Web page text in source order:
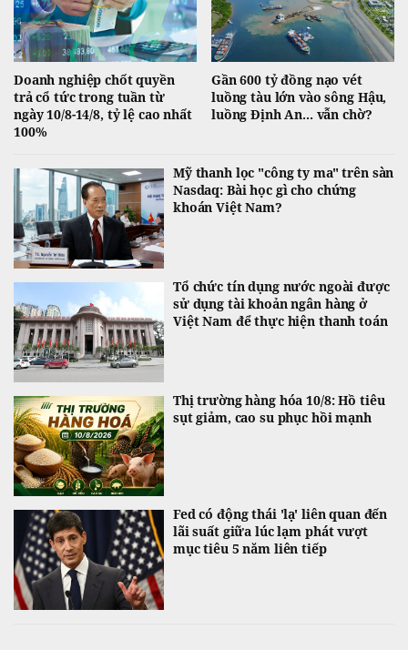
Doanh nghiệp chốt quyền
trả cổ tức trong tuần từ
ngày 10/8-14/8, tỷ lệ cao nhất
100%
Gần 600 tỷ đồng nạo vét
luồng tàu lớn vào sông Hậu,
luồng Định An... vẫn chờ?
Mỹ thanh lọc "công ty ma" trên sàn
Nasdaq: Bài học gì cho chứng
khoán Việt Nam?
Tổ chức tín dụng nước ngoài được
sử dụng tài khoản ngân hàng ở
Việt Nam để thực hiện thanh toán
Thị trường hàng hóa 10/8: Hồ tiêu
sụt giảm, cao su phục hồi mạnh
Fed có động thái 'lạ' liên quan đến
lãi suất giữa lúc lạm phát vượt
mục tiêu 5 năm liên tiếp